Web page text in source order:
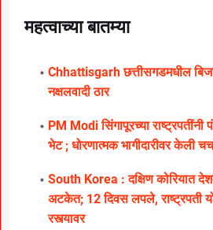
महत्वाच्या बातम्या
Chhattisgarh छत्तीसगडमधील
नक्षलवादी ठार
PM Modi सिंगापूरच्या राष्ट्रपतींनी
भेट ; धोरणात्मक भागीदारीवर केली
South Korea : दक्षिण कोरियात
अटकेत; 12 दिवस लपले, राष्ट्रपती
रस्त्यावर